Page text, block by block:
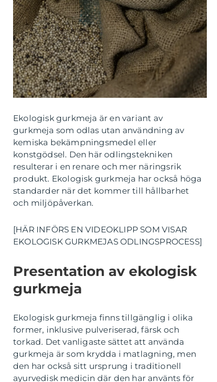
Ekologisk gurkmeja är en variant av
gurkmeja som odlas utan användning av
kemiska bekämpningsmedel eller
konstgödsel. Den här odlingstekniken
resulterar i en renare och mer näringsrik
produkt. Ekologisk gurkmeja har också höga
standarder när det kommer till hållbarhet
och miljöpåverkan.
[HÄR INFÖRS EN VIDEOKLIPP SOM VISAR
EKOLOGISK GURKMEJAS ODLINGSPROCESS]
Presentation av ekologisk
gurkmeja
Ekologisk gurkmeja finns tillgänglig i olika
former, inklusive pulveriserad, färsk och
torkad. Det vanligaste sättet att använda
gurkmeja är som krydda i matlagning, men
den har också sitt ursprung i traditionell
ayurvedisk medicin där den har använts för